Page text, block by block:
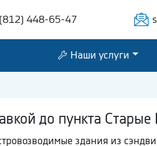
448-65-47
Наши услуги
до пункта
здания из